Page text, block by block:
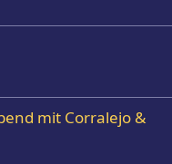
mit Corralejo &